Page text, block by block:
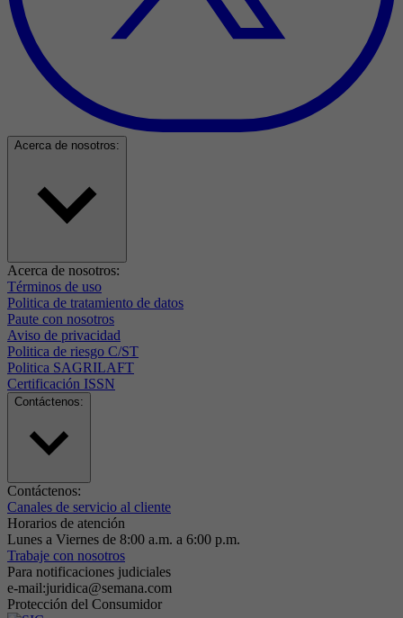
Acerca de nosotros:
Acerca de nosotros:
Términos de uso
Politica de tratamiento de datos
Paute con nosotros
Aviso de privacidad
Politica de riesgo C/ST
Politica SAGRILAFT
Certificación ISSN
Contáctenos:
Contáctenos:
Canales de servicio al cliente
Horarios de atención
Lunes a Viernes de 8:00 a.m. a 6:00 p.m.
Trabaje con nosotros
Para notificaciones judiciales
e-mail:juridica@semana.com
Protección del Consumidor